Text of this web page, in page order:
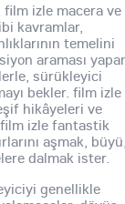
izle macera ve
kavramlar,
temelini
araması
sürükleyici
bekler. film izle
hikâyeleri ve
izle fantastik
aşmak,
dalmak ister.
genellikle